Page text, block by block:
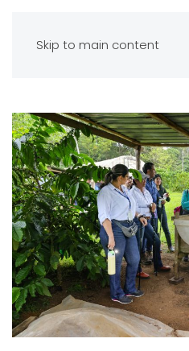
Skip to main content